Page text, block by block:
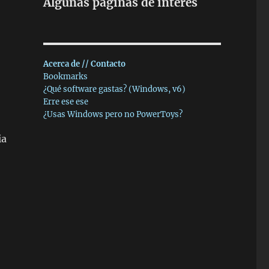
Acerca de // Contacto
Bookmarks
¿Qué software gastas? (Windows, v6)
Erre ese ese
¿Usas Windows pero no PowerToys?